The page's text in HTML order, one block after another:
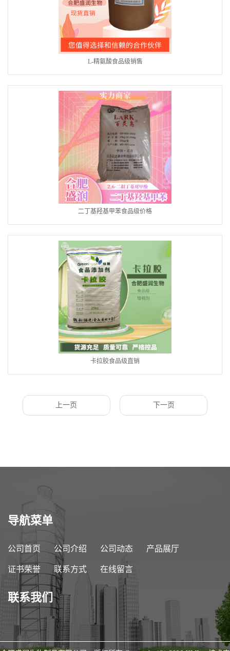
L-精氨酸食品级销售
二丁基羟基甲苯食品级价格
卡拉胶食品级直销
上一页 下一页
导航菜单
公司首页 公司介绍 公司动态 产品展厅
证书荣誉 联系方式 在线留言
联系我们